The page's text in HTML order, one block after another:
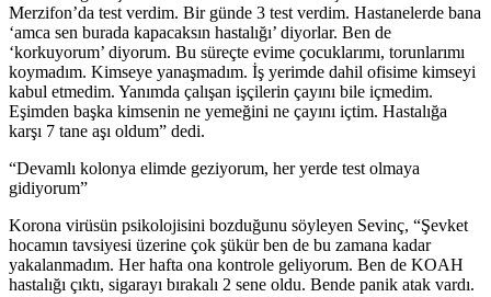
Merzifon’da test verdim. Bir günde 3 test verdim. Hastanelerde bana
‘amca sen burada kapacaksın hastalığı’ diyorlar. Ben de
‘korkuyorum’ diyorum. Bu süreçte evime çocuklarımı, torunlarımı
koymadım. Kimseye yanaşmadım. İş yerimde dahil ofisime kimseyi
kabul etmedim. Yanımda çalışan işçilerin çayını bile içmedim.
Eşimden başka kimsenin ne yemeğini ne çayını içtim. Hastalığa
karşı 7 tane aşı oldum” dedi.
“Devamlı kolonya elimde geziyorum, her yerde test olmaya
gidiyorum”
Korona virüsün psikolojisini bozduğunu söyleyen Sevinç, “Şevket
hocamın tavsiyesi üzerine çok şükür ben de bu zamana kadar
yakalanmadım. Her hafta ona kontrole geliyorum. Ben de KOAH
hastalığı çıktı, sigarayı bırakalı 2 sene oldu. Bende panik atak vardı.